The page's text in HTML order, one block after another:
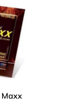
Maxx